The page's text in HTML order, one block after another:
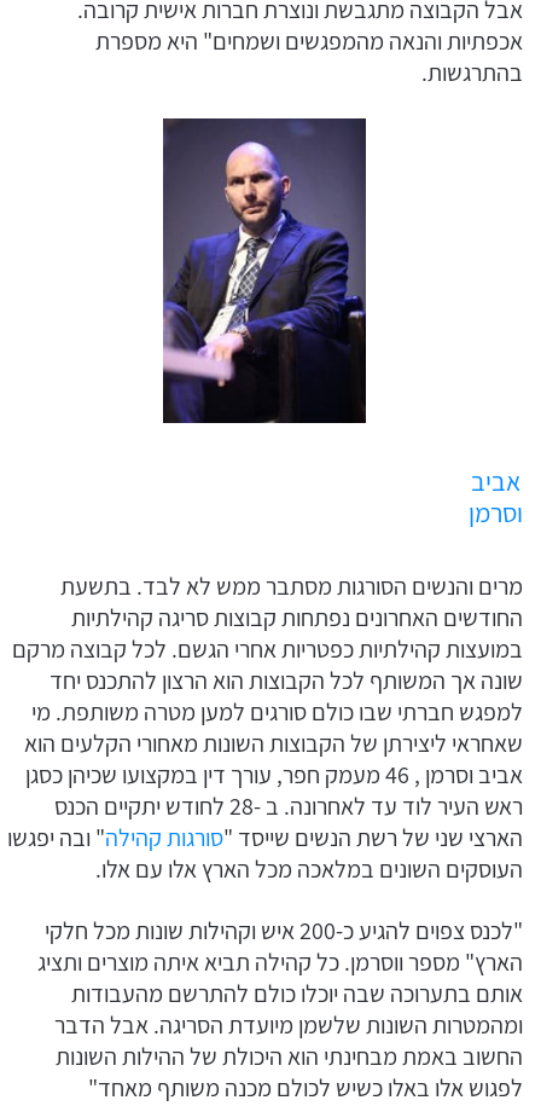
אבל הקבוצה מתגבשת ונוצרת חברות אישית קרובה.
אכפתיות והנאה מהמפגשים ושמחים" היא מספרת
בהתרגשות.
אביב
וסרמן
מרים והנשים הסורגות מסתבר ממש לא לבד. בתשעת
החודשים האחרונים נפתחות קבוצות סריגה קהילתיות
במועצות קהילתיות כפטריות אחרי הגשם. לכל קבוצה מרקם
שונה אך המשותף לכל הקבוצות הוא הרצון להתכנס יחד
למפגש חברתי שבו כולם סורגים למען מטרה משותפת. מי
שאחראי ליצירתן של הקבוצות השונות מאחורי הקלעים הוא
אביב וסרמן , 46 מעמק חפר, עורך דין במקצועו שכיהן כסגן
ראש העיר לוד עד לאחרונה. ב -28 לחודש יתקיים הכנס
הארצי שני של רשת הנשים שייסד "סורגות קהילה" ובה יפגשו
העוסקים השונים במלאכה מכל הארץ אלו עם אלו.
"לכנס צפוים להגיע כ-200 איש וקהילות שונות מכל חלקי
הארץ" מספר ווסרמן. כל קהילה תביא איתה מוצרים ותציג
אותם בתערוכה שבה יוכלו כולם להתרשם מהעבודות
ומהמטרות השונות שלשמן מיועדת הסריגה. אבל הדבר
החשוב באמת מבחינתי הוא היכולת של ההילות השונות
לפגוש אלו באלו כשיש לכולם מכנה משותף מאחד"